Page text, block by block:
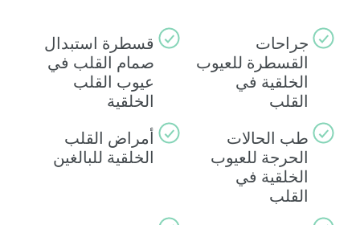
جراحات
القسطرة للعيوب
الخلقية في
القلب
قسطرة استبدال
صمام القلب في
عيوب القلب
الخلقية
طب الحالات
الحرجة للعيوب
الخلقية في
القلب
أمراض القلب
الخلقية للبالغين